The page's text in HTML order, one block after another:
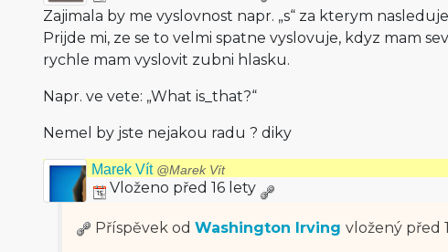
Zajimala by me vyslovnost napr. „s“ za kterym nasleduje
Prijde mi, ze se to velmi spatne vyslovuje, kdyz mam
rychle mam vyslovit zubni hlasku.
Napr. ve vete: „What is_that?“
Nemel by jste nejakou radu ? diky
Marek Vít @Marek Vít
Vloženo před 16 lety
Příspěvek od Washington Irving vložený před